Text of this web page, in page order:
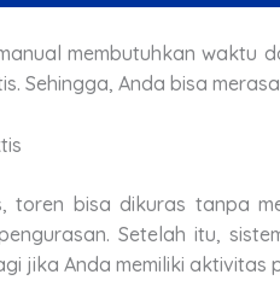
membutuhkan waktu
Sehingga, Anda bisa
toren bisa dikuras tanpa
Setelah itu,
jika Anda memiliki aktivitas